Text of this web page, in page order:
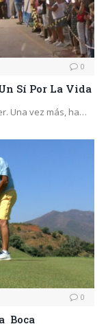
0
Sí Por La Vida
Una vez más, ha…
0